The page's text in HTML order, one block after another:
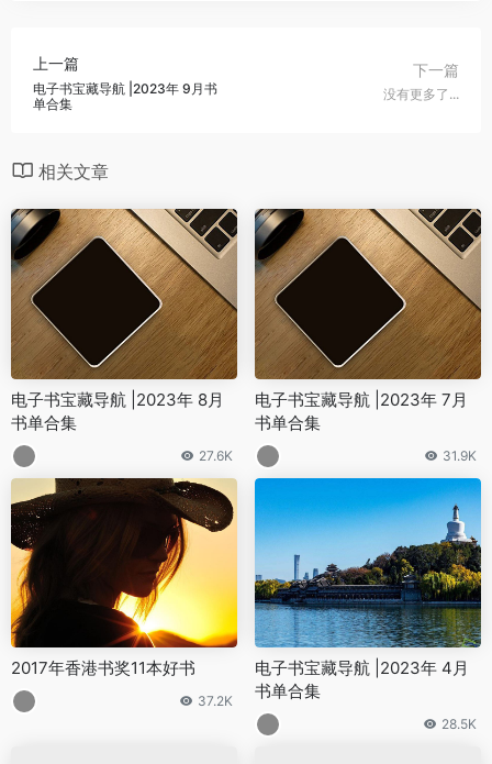
上一篇
电子书宝藏导航 |2023年 9月书
单合集
下一篇
没有更多了...
相关文章
电子书宝藏导航 |2023年 8月
书单合集
27.6K
电子书宝藏导航 |2023年 7月
书单合集
31.9K
2017年香港书奖11本好书
37.2K
电子书宝藏导航 |2023年 4月
书单合集
28.5K